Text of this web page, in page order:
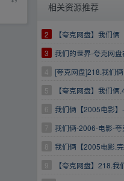
相关资源推荐
2
【夸克网盘】我们
幕.全集完整
3
我们的世界-夸克网
【电影】
4
[夸克网盘]218.我们
5
【夸克网盘】我们
完整
6
我们俩【2005电影】
1080P】【内封简繁英字
7
我们俩-2006-电影-夸
8
我们俩【2005电影.
9
【夸克网盘】218.